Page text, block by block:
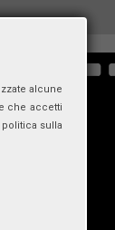
alcune
che accetti
sulla